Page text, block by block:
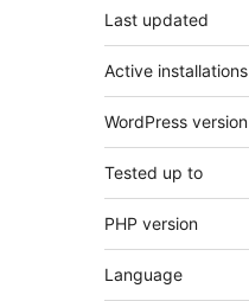
Last updated
Active installations
WordPress version
Tested up to
PHP version
Language